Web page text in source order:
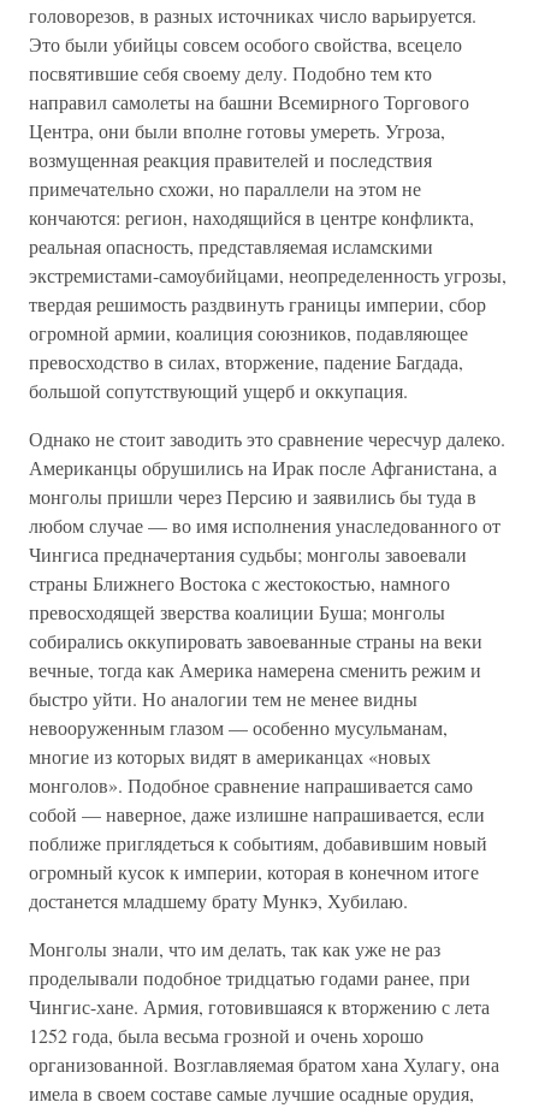
головорезов, в разных источниках число варьируется.
Это были убийцы совсем особого свойства, всецело
посвятившие себя своему делу. Подобно тем кто
направил самолеты на башни Всемирного Торгового
Центра, они были вполне готовы умереть. Угроза,
возмущенная реакция правителей и последствия
примечательно схожи, но параллели на этом не
кончаются: регион, находящийся в центре конфликта,
реальная опасность, представляемая исламскими
экстремистами-самоубийцами, неопределенность угрозы,
твердая решимость раздвинуть границы империи, сбор
огромной армии, коалиция союзников, подавляющее
превосходство в силах, вторжение, падение Багдада,
большой сопутствующий ущерб и оккупация.
Однако не стоит заводить это сравнение чересчур далеко.
Американцы обрушились на Ирак после Афганистана, а
монголы пришли через Персию и заявились бы туда в
любом случае — во имя исполнения унаследованного от
Чингиса предначертания судьбы; монголы завоевали
страны Ближнего Востока с жестокостью, намного
превосходящей зверства коалиции Буша; монголы
собирались оккупировать завоеванные страны на веки
вечные, тогда как Америка намерена сменить режим и
быстро уйти. Но аналогии тем не менее видны
невооруженным глазом — особенно мусульманам,
многие из которых видят в американцах «новых
монголов». Подобное сравнение напрашивается само
собой — наверное, даже излишне напрашивается, если
поближе приглядеться к событиям, добавившим новый
огромный кусок к империи, которая в конечном итоге
достанется младшему брату Мункэ, Хубилаю.
Монголы знали, что им делать, так как уже не раз
проделывали подобное тридцатью годами ранее, при
Чингис-хане. Армия, готовившаяся к вторжению с лета
1252 года, была весьма грозной и очень хорошо
организованной. Возглавляемая братом хана Хулагу, она
имела в своем составе самые лучшие осадные орудия,